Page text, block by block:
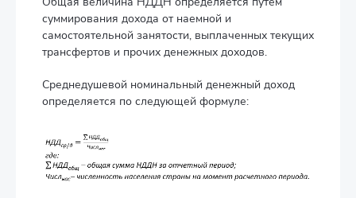
суммирования дохода от наемной и
самостоятельной занятости, выплаченных текущих
трансфертов и прочих денежных доходов.
Среднедушевой номинальный денежный доход
определяется по следующей формуле: